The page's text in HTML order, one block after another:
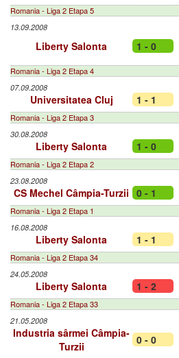
Romania - Liga 2 Etapa 5
13.09.2008
Liberty Salonta 1 - 0
Romania - Liga 2 Etapa 4
07.09.2008
Universitatea Cluj 1 - 1
Romania - Liga 2 Etapa 3
30.08.2008
Liberty Salonta 1 - 0
Romania - Liga 2 Etapa 2
23.08.2008
CS Mechel Câmpia-Turzii 0 - 1
Romania - Liga 2 Etapa 1
16.08.2008
Liberty Salonta 1 - 1
Romania - Liga 2 Etapa 34
24.05.2008
Liberty Salonta 1 - 2
Romania - Liga 2 Etapa 33
21.05.2008
Industria sârmei Câmpia-
Turzii
0 - 0